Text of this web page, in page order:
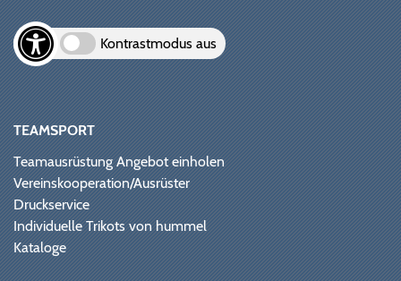
Kontrastmodus aus
TEAMSPORT
Teamausrüstung Angebot einholen
Vereinskooperation/Ausrüster
Druckservice
Individuelle Trikots von hummel
Kataloge